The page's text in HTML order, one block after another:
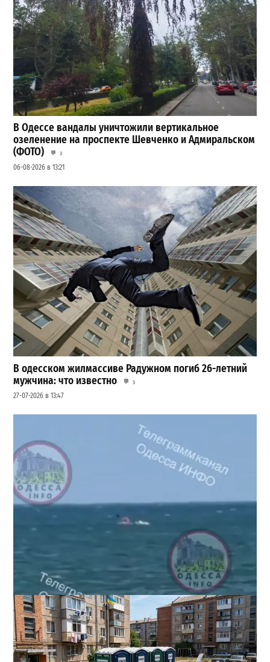
В Одессе вандалы уничтожили вертикальное
озеленение на проспекте Шевченко и Адмиральском
(ФОТО)
3
06-08-2026 в 13:21
В одесском жилмассиве Радужном погиб 26-летний
мужчина: что известно
3
27-07-2026 в 13:47
Под Одессой уносит в море ребенка на матрасе и
мужчину: идет спасательная операция
28-07-2026 в 17:51
ВИБОР РЕДАКЦИИ